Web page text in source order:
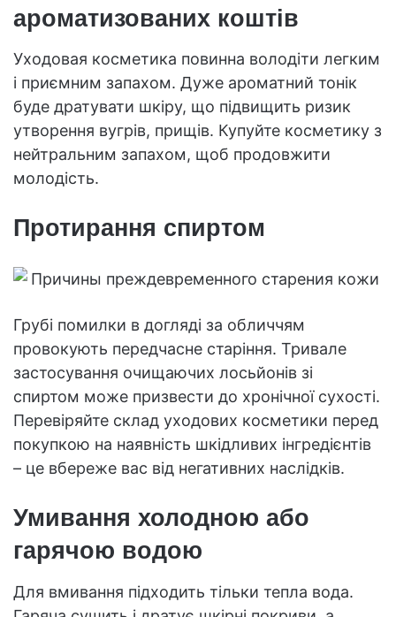
ароматизованих коштів
Уходовая косметика повинна володіти легким
і приємним запахом. Дуже ароматний тонік
буде дратувати шкіру, що підвищить ризик
утворення вугрів, прищів. Купуйте косметику з
нейтральним запахом, щоб продовжити
молодість.
Протирання спиртом
Грубі помилки в догляді за обличчям
провокують передчасне старіння. Тривале
застосування очищаючих лосьйонів зі
спиртом може призвести до хронічної сухості.
Перевіряйте склад уходових косметики перед
покупкою на наявність шкідливих інгредієнтів
– це вбереже вас від негативних наслідків.
Умивання холодною або
гарячою водою
Для вмивання підходить тільки тепла вода.